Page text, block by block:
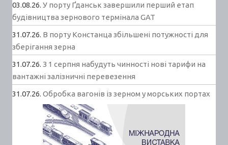
03.08.26. У порту Ґданськ завершили перший етап
будівництва зернового термінала GAT
31.07.26. В порту Констанца збільшені потужності для
зберігання зерна
31.07.26. З 1 серпня набудуть чинності нові тарифи на
вантажні залізничні перевезення
31.07.26. Обробка вагонів із зерном у морських портах